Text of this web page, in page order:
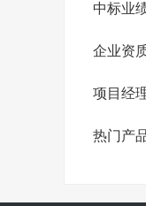
中标业
企业资
项目经
热门产